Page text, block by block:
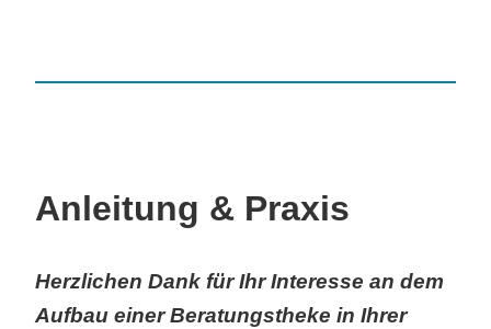
Anleitung & Praxis
Herzlichen Dank für Ihr Interesse an dem
Aufbau einer Beratungs­theke in Ihrer